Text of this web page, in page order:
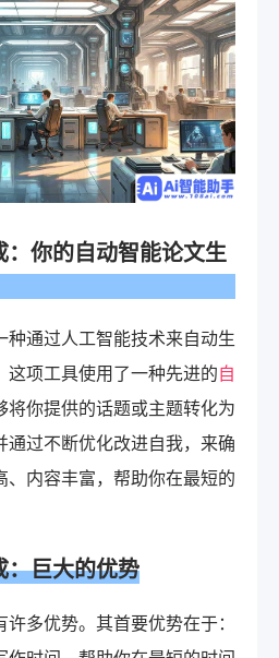
：你的自动智能论文生
种通过人工智能技术来自动生
这项工具使用了一种先进的自
将你提供的话题或主题转化为
通过不断优化改进自我，来确
、内容丰富，帮助你在最短的
：巨大的优势
多优势。其首要优势在于：